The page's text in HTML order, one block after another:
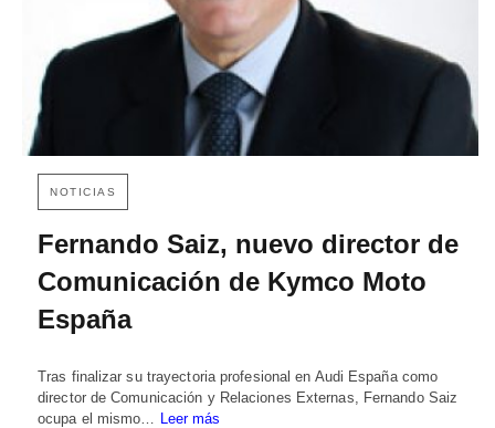
NOTICIAS
Fernando Saiz, nuevo director de
Comunicación de Kymco Moto
España
Tras finalizar su trayectoria profesional en Audi España como
director de Comunicación y Relaciones Externas, Fernando Saiz
ocupa el mismo… Leer más